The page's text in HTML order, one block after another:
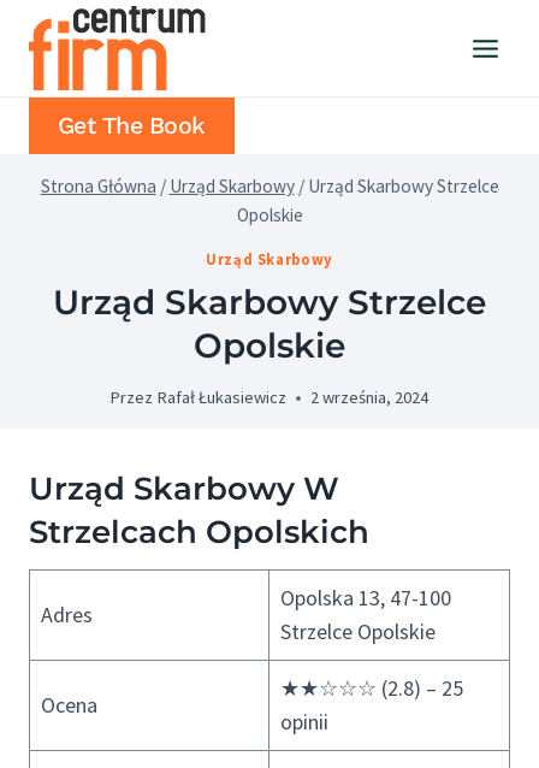
Przejdź
Get The Book
Strona Główna / Urząd Skarbowy / Urząd Skarbowy Strzelce
Opolskie
Urząd Skarbowy
Urząd Skarbowy Strzelce
Opolskie
Przez Rafał Łukasiewicz 2 września, 2024
Urząd Skarbowy W
Strzelcach Opolskich
Adres
Opolska 13, 47-100
Strzelce Opolskie
Ocena
★★☆☆☆ (2.8) – 25
opinii